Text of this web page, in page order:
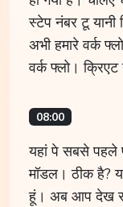
स्टेप नंबर टू यानी
अभी हमारे वर्क
वर्क फ्लो।
08:00
यहां पे सबसे पहले
मॉडल। ठीक है?
हूं। अब आप देख